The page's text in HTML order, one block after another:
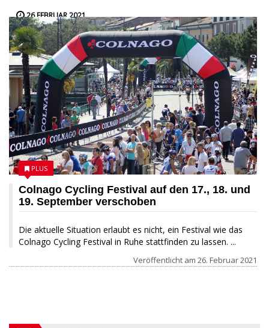
26 FEBRUAR 2021
Colnago Cycling Festival auf den 17., 18. und
19. September verschoben
Die aktuelle Situation erlaubt es nicht, ein Festival wie das
Colnago Cycling Festival in Ruhe stattfinden zu lassen. ...
PLUS
Veröffentlicht am 26. Februar 2021